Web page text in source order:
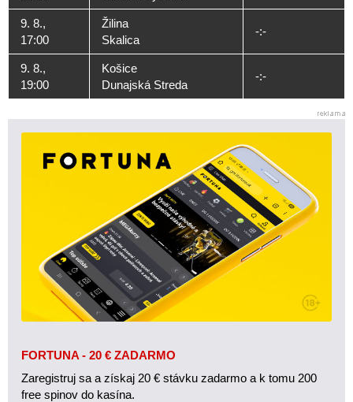
9. 8.,
17:00
Žilina
Skalica
-:-
9. 8.,
19:00
Košice
Dunajská Streda
-:-
FORTUNA - 20 € ZADARMO
Zaregistruj sa a získaj 20 € stávku zadarmo a k tomu 200
free spinov do kasína.